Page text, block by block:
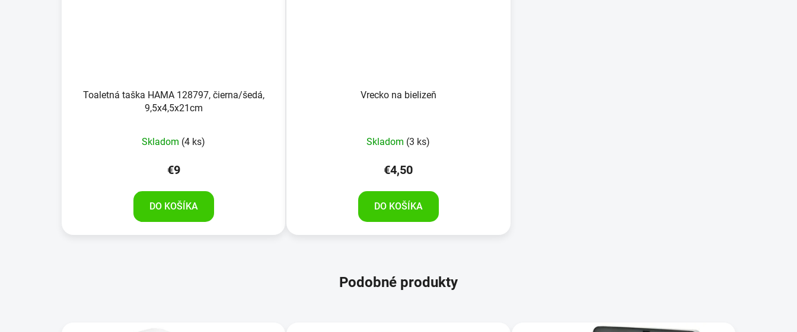
Toaletná taška HAMA 128797, čierna/šedá,
9,5x4,5x21cm
Skladom (4 ks)
€9
DO KOŠÍKA
Vrecko na bielizeň
Skladom (3 ks)
€4,50
DO KOŠÍKA
Podobné produkty